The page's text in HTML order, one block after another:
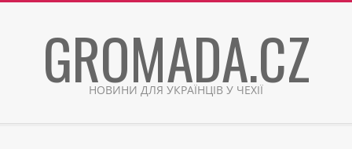
GROMADA.CZ
НОВИНИ ДЛЯ УКРАЇНЦІВ У ЧЕХІЇ